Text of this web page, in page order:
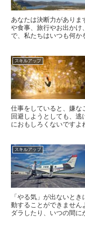
あなたは決断力があり
や食事、旅行やお出かけ
で、私たちはいつも何か
スキルアップ
仕事をしていると、嫌な
回避しようとしても、逃
におもしろくないですよ
スキルアップ
「やる気」が出ないと
動することができません
ダラしたり、いつの間に